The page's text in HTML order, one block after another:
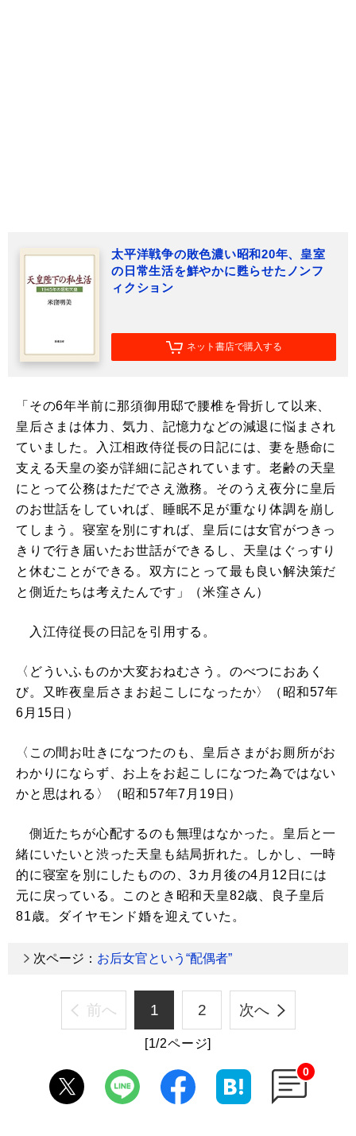
太平洋戦争の敗色濃い昭和20年、皇室
の日常生活を鮮やかに甦らせたノンフ
ィクション
ネット書店で購入する
「その6年半前に那須御用邸で腰椎を骨折して以来、
皇后さまは体力、気力、記憶力などの減退に悩まされ
ていました。入江相政侍従長の日記には、妻を懸命に
支える天皇の姿が詳細に記されています。老齢の天皇
にとって公務はただでさえ激務。そのうえ夜分に皇后
のお世話をしていれば、睡眠不足が重なり体調を崩し
てしまう。寝室を別にすれば、皇后には女官がつきっ
きりで行き届いたお世話ができるし、天皇はぐっすり
と休むことができる。双方にとって最も良い解決策だ
と側近たちは考えたんです」（米窪さん）
入江侍従長の日記を引用する。
〈どういふものか大変おねむさう。のべつにおあく
び。又昨夜皇后さまお起こしになったか〉（昭和57年
6月15日）
〈この間お吐きになつたのも、皇后さまがお厠所がお
わかりにならず、お上をお起こしになつた為ではない
かと思はれる〉（昭和57年7月19日）
側近たちが心配するのも無理はなかった。皇后と一
緒にいたいと渋った天皇も結局折れた。しかし、一時
的に寝室を別にしたものの、3カ月後の4月12日には
元に戻っている。このとき昭和天皇82歳、良子皇后
81歳。ダイヤモンド婚を迎えていた。
次ページ： お后女官という“配偶者”
前へ 1 2 次へ
[1/2ページ]
0